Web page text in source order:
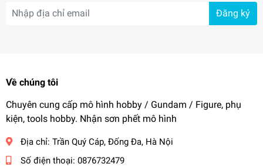
Đăng ký
Về chúng tôi
Chuyên cung cấp mô hình hobby / Gundam / Figure, phụ
kiện, tools hobby. Nhận sơn phết mô hình
Địa chỉ: Trần Quý Cáp, Đống Đa, Hà Nội
Số điện thoại: 0876732479